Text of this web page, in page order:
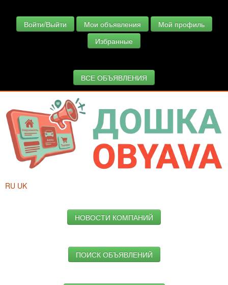
Войти/Выйти Мои объявления
Мой профиль
Избранные
ВСЕ ОБЪЯВЛЕНИЯ
RU UK
НОВОСТИ КОМПАНИЙ
ПОИСК ОБЪЯВЛЕНИЙ